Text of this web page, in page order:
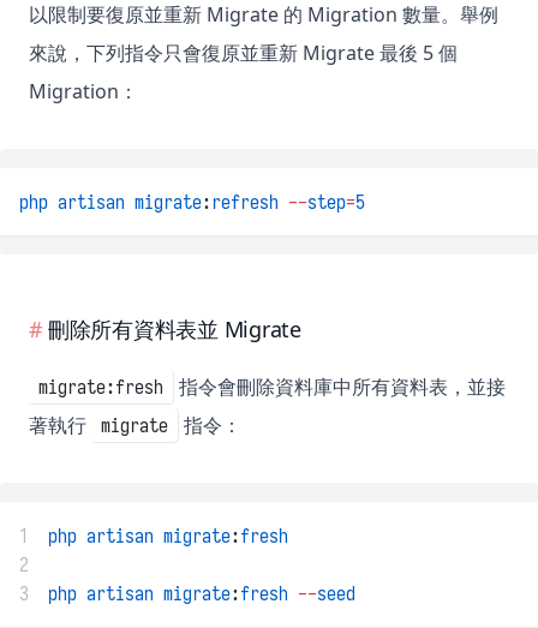
以限制要復原並重新 Migrate 的 Migration 數量。舉例
來說，下列指令只會復原並重新 Migrate 最後 5 個
Migration：
php artisan migrate: refresh --step=5
刪除所有資料表並 Migrate
migrate:fresh
指令會刪除資料庫中所有資料表，並接
著執行 migrate 指令：
1 php artisan migrate:fresh
2
3
php artisan migrate:fresh --seed